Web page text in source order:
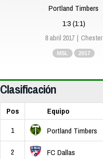
Portland Timbers
1:3 (1:1)
8 abril 2017 Chester
MSL 2017
Clasificación
Pos Equipo
1
Portland Timbers
2 FC Dallas